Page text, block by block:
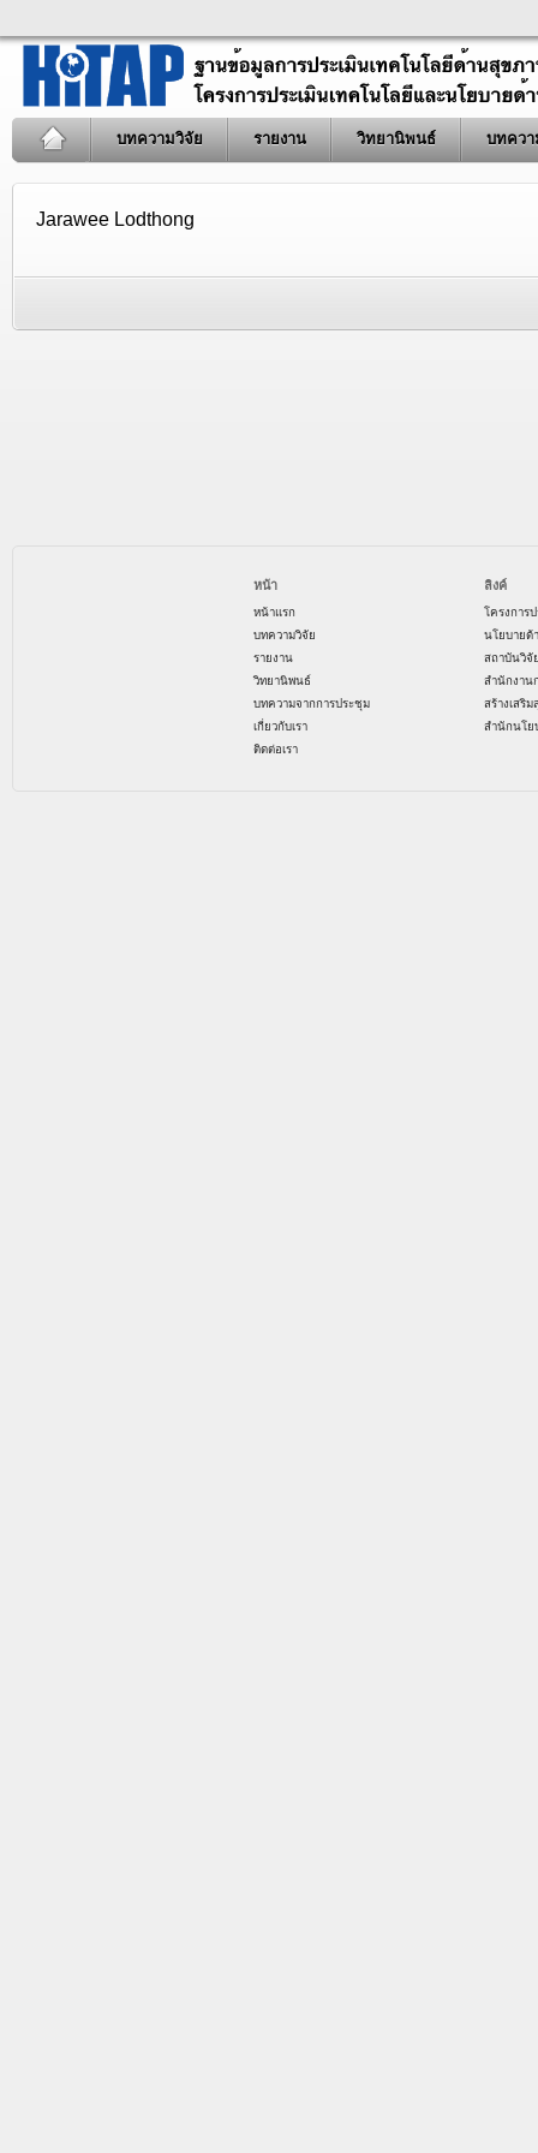
บทความวิจัย รายงาน วิทยานิพนธ์ บทควา
Jarawee Lodthong
หน้า
หน้าแรก
บทความวิจัย
รายงาน
วิทยานิพนธ์
บทความจากการประชุม
เกี่ยวกับเรา
ติดต่อเรา
ลิงค์
โครงการ
นโยบายด้
สถาบันวิจั
สำนักงาน
สร้างเสริ
สำนักนโย